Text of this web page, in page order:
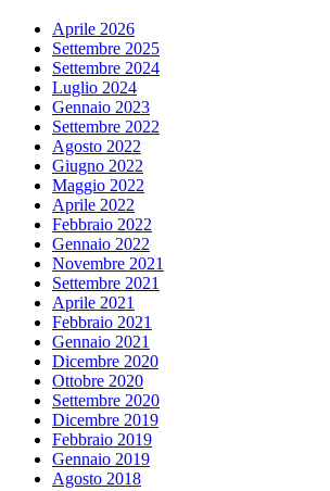
Aprile 2026
Settembre 2025
Settembre 2024
Luglio 2024
Gennaio 2023
Settembre 2022
Agosto 2022
Giugno 2022
Maggio 2022
Aprile 2022
Febbraio 2022
Gennaio 2022
Novembre 2021
Settembre 2021
Aprile 2021
Febbraio 2021
Gennaio 2021
Dicembre 2020
Ottobre 2020
Settembre 2020
Dicembre 2019
Febbraio 2019
Gennaio 2019
Agosto 2018